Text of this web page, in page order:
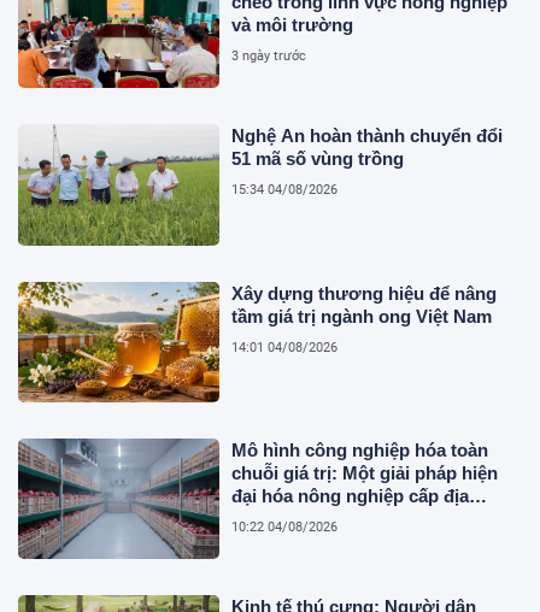
và môi trường
3 ngày trước
Nghệ An hoàn thành chuyển đổi
51 mã số vùng trồng
15:34 04/08/2026
Xây dựng thương hiệu để nâng
tầm giá trị ngành ong Việt Nam
14:01 04/08/2026
Mô hình công nghiệp hóa toàn
chuỗi giá trị: Một giải pháp hiện
đại hóa nông nghiệp cấp địa
phương tại Việt Nam
10:22 04/08/2026
Kinh tế thú cưng: Người dân